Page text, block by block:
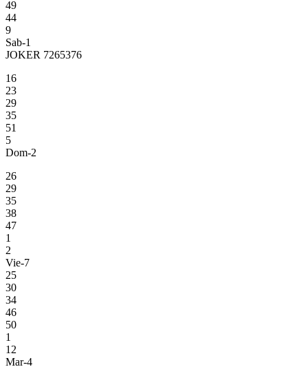
49
44
9
Sab-1
JOKER 7265376
16
23
29
35
51
5
Dom-2
26
29
35
38
47
1
2
Vie-7
25
30
34
46
50
1
12
Mar-4